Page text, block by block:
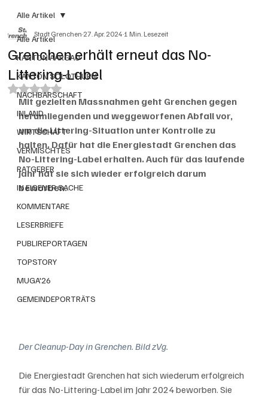
Alle Artikel
KANTON AARGAU
KANTON SOLOTHURN
NACHBARSCHAFT
INLAND
WIRTSCHAFT
VERMISCHTES
RATGEBER
IN EIGENER SACHE
KOMMENTARE
LESERBRIEFE
PUBLIREPORTAGEN
TOPSTORY
MUGA'26
GEMEINDEPORTRÄTS
Alle Artikel
Grenchen erhält erneut das No-
Littering-Label
Stadt Grenchen27. Apr. 20241 Min. Lesezeit
Mit NaN von 5 Sternen bewertet.
Mit gezielten Massnahmen geht Grenchen gegen
herumliegenden und weggeworfenen Abfall vor,
um die Littering-Situation unter Kontrolle zu
halten. Dafür hat die Energiestadt Grenchen das
No-Littering-Label erhalten. Auch für das laufende
Jahr hat sie sich wieder erfolgreich darum
beworben.
Der Cleanup-Day in Grenchen. Bild zVg.
Die Energiestadt Grenchen hat sich wiederum erfolgreich
für das No-Littering-Label im Jahr 2024 beworben. Sie